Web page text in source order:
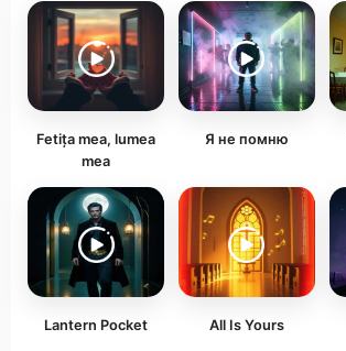
Fetița mea, lumea
mea
Я не помню
Lantern Pocket All Is Yours